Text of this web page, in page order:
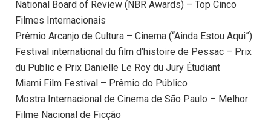
⁠National Board of Review (NBR Awards) – Top Cinco
Filmes Internacionais
Prêmio Arcanjo de Cultura – Cinema (“Ainda Estou Aqui”)
Festival international du film d’histoire de Pessac – Prix
du Public e Prix Danielle Le Roy du Jury Étudiant
Miami Film Festival – Prêmio do Público
⁠Mostra Internacional de Cinema de São Paulo – Melhor
Filme Nacional de Ficção